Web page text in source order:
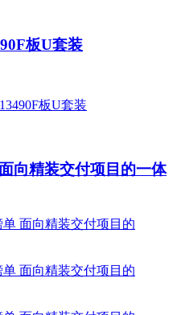
板U套装
向精装交付项目的一体